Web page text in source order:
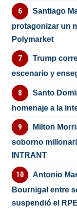
Santiago
protagonizar un
Polymarket
Trump
escenario y
Santo
homenaje a la
Milton
soborno
INTRANT
Antonio
Bournigal entre
suspendió el RPE